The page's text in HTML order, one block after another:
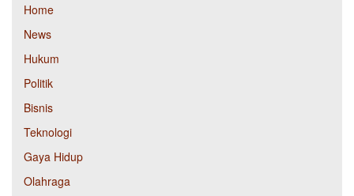
Home
News
Hukum
Politik
Bisnis
Teknologi
Gaya Hidup
Olahraga